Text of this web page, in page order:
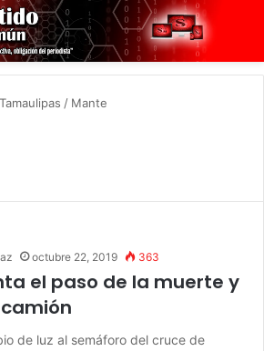
/ Mante
octubre 22, 2019 363
el paso de la muerte y
de luz al semáforo del cruce de